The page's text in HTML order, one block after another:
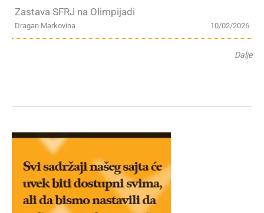
Zastava SFRJ na Olimpijadi
10/02/2026
Dragan Markovina
Dalje